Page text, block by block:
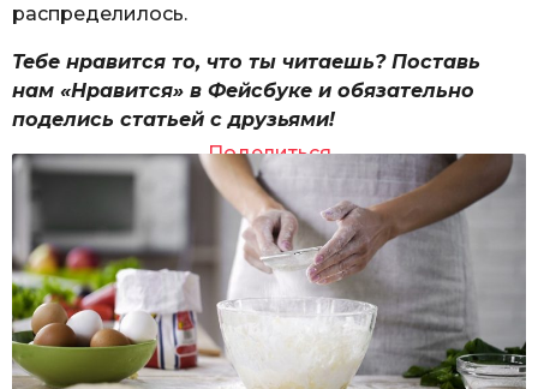
распределилось.
Тебе нравится то, что ты читаешь? Поставь
нам «Нравится» в Фейсбуке и обязательно
поделись статьей с друзьями!
Поделиться